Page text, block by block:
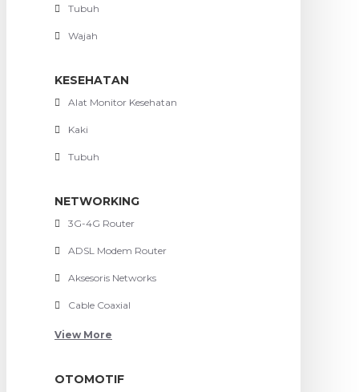
Tubuh
Wajah
KESEHATAN
Alat Monitor Kesehatan
Kaki
Tubuh
NETWORKING
3G-4G Router
ADSL Modem Router
Aksesoris Networks
Cable Coaxial
View More
OTOMOTIF